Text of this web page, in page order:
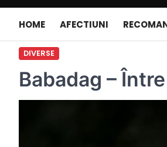
HOME AFECTIUNI
DIVERSE
Babadag –